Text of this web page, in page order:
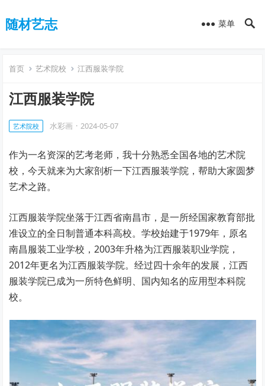
随材艺志 菜单
首页 艺术院校 江西服装学院
江西服装学院
艺术院校 水彩画 · 2024-05-07
作为一名资深的艺考老师，我十分熟悉全国各地的艺术院
校，今天就来为大家剖析一下江西服装学院，帮助大家圆梦
艺术之路。
江西服装学院坐落于江西省南昌市，是一所经国家教育部批
准设立的全日制普通本科高校。学校始建于1979年，原名
南昌服装工业学校，2003年升格为江西服装职业学院，
2012年更名为江西服装学院。经过四十余年的发展，江西
服装学院已成为一所特色鲜明、国内知名的应用型本科院
校。